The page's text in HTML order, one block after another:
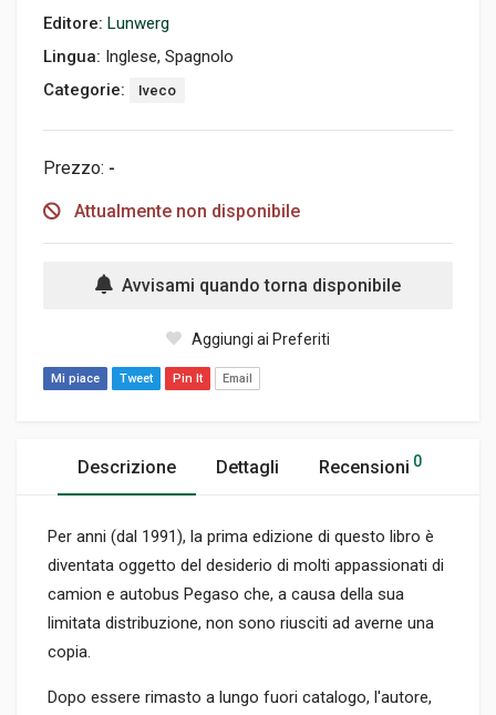
Editore: Lunwerg
Lingua: Inglese, Spagnolo
Categorie:
Iveco
Prezzo: -
Attualmente non disponibile
Avvisami quando torna disponibile
Aggiungi ai Preferiti
Mi piace Tweet Pin It Email
Descrizione Dettagli Recensioni 0
Per anni (dal 1991), la prima edizione di questo libro è
diventata oggetto del desiderio di molti appassionati di
camion e autobus Pegaso che, a causa della sua
limitata distribuzione, non sono riusciti ad averne una
copia.
Dopo essere rimasto a lungo fuori catalogo, l'autore,